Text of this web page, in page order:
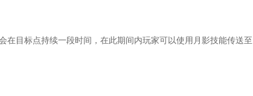
目标点持续一段时间，在此期间内玩家可以使用月影技能传送至